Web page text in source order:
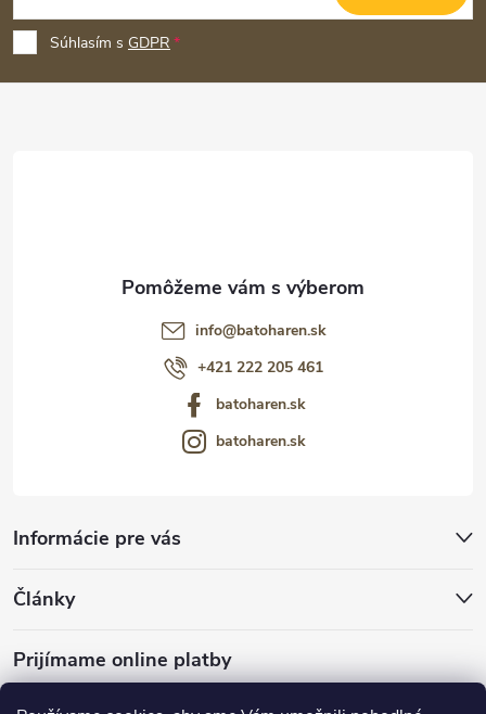
p
ä
Súhlasím s GDPR
Informácie pre vás
Články
Prijímame online platby
info@batoharen.sk
+421 222 205 461
batoharen.sk
batoharen.sk